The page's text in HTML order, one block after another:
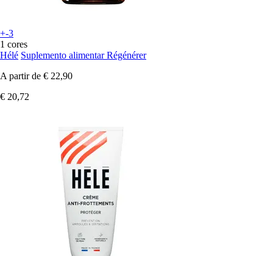
+-3
1 cores
Hélé Suplemento alimentar Régénérer
A partir de € 22,90
€ 20,72